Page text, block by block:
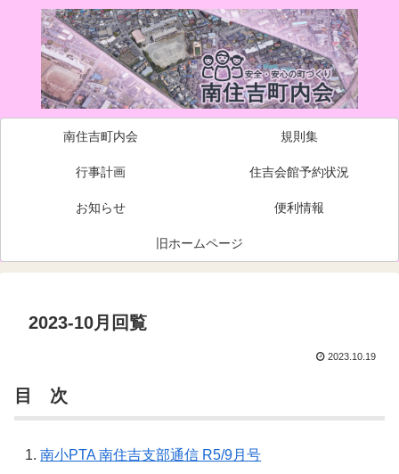
南住吉町内会 規則集
行事計画 住吉会館予約状況
お知らせ 便利情報
旧ホームページ
2023-10月回覧
2023.10.19
目 次
南小PTA 南住吉支部通信 R5/9月号